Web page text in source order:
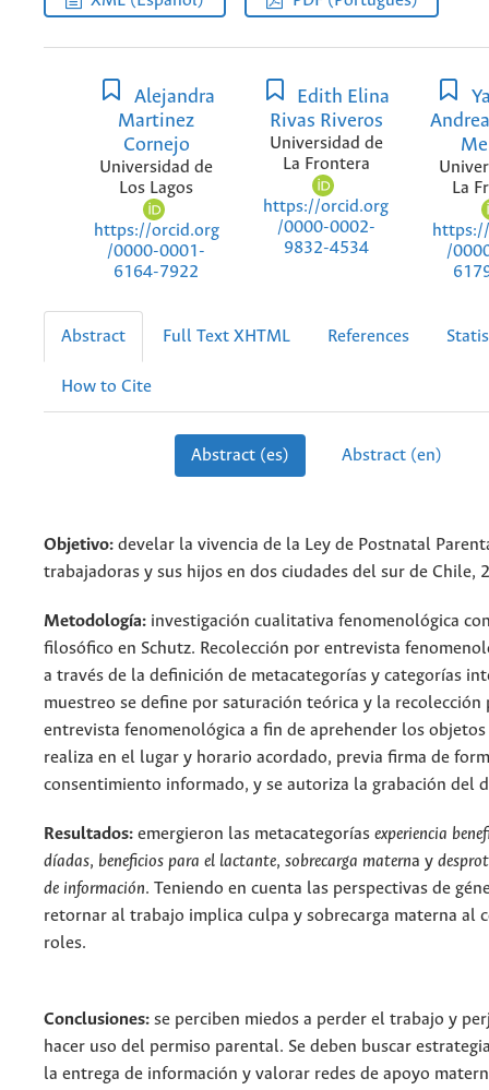
Alejandra
Martinez
Cornejo
Universidad de
Los Lagos
https://orcid.org
/0000-0001-
6164-7922
Edith Elina
Rivas Riveros
Universidad de
La Frontera
https://orcid.org
/0000-0002-
9832-4534
La
/
Abstract Full Text XHTML References
How to Cite
Abstract (es) Abstract (en)
Objetivo: develar la vivencia de la Ley de Postnatal
trabajadoras y sus hijos en dos ciudades del sur de Chile,
Metodología: investigación cualitativa fenomenológica
filosófico en Schutz. Recolección por entrevista
a través de la definición de metacategorías y categorías
muestreo se define por saturación teórica y la recolección
entrevista fenomenológica a fin de aprehender los objetos
realiza en el lugar y horario acordado, previa firma de
consentimiento informado, y se autoriza la grabación del
Resultados: emergieron las metacategorías experiencia
díadas, beneficios para el lactante, sobrecarga materna y
de información. Teniendo en cuenta las perspectivas de
retornar al trabajo implica culpa y sobrecarga materna al
roles.
Conclusiones: se perciben miedos a perder el trabajo y
hacer uso del permiso parental. Se deben buscar
la entrega de información y valorar redes de apoyo